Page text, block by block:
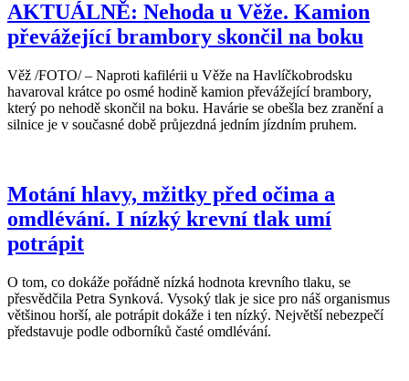
AKTUÁLNĚ: Nehoda u Věže. Kamion
převážející brambory skončil na boku
Věž /FOTO/ – Naproti kafilérii u Věže na Havlíčkobrodsku
havaroval krátce po osmé hodině kamion převážející brambory,
který po nehodě skončil na boku. Havárie se obešla bez zranění a
silnice je v současné době průjezdná jedním jízdním pruhem.
Motání hlavy, mžitky před očima a
omdlévání. I nízký krevní tlak umí
potrápit
O tom, co dokáže pořádně nízká hodnota krevního tlaku, se
přesvědčila Petra Synková. Vysoký tlak je sice pro náš organismus
většinou horší, ale potrápit dokáže i ten nízký. Největší nebezpečí
představuje podle odborníků časté omdlévání.